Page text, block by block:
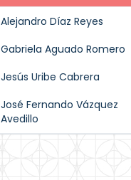
Alejandro Díaz Reyes
Gabriela Aguado Romero
Jesús Uribe Cabrera
José Fernando Vázquez
Avedillo